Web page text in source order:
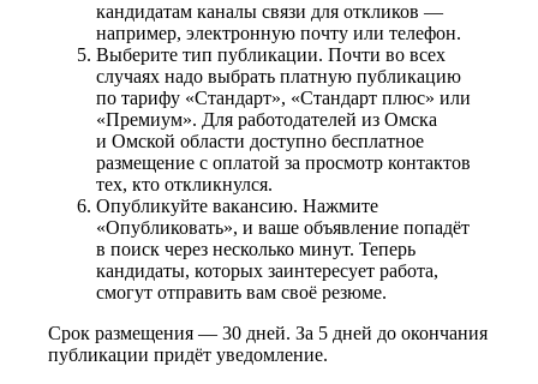
кандидатам каналы связи для откликов —
например, электронную почту или телефон.
Выберите тип публикации. Почти во всех
случаях надо выбрать платную публикацию
по тарифу «Стандарт», «Стандарт плюс» или
«Премиум». Для работодателей из Омска
и Омской области доступно бесплатное
размещение с оплатой за просмотр контактов
тех, кто откликнулся.
Опубликуйте вакансию. Нажмите
«Опубликовать», и ваше объявление попадёт
в поиск через несколько минут. Теперь
кандидаты, которых заинтересует работа,
смогут отправить вам своё резюме.
Срок размещения — 30 дней. За 5 дней до окончания
публикации придёт уведомление.